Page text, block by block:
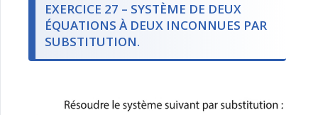
EXERCICE 27 – SYSTÈME DE DEUX
ÉQUATIONS À DEUX INCONNUES PAR
SUBSTITUTION.